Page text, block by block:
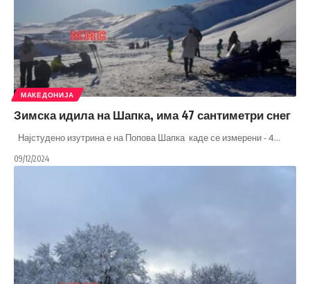
МАКЕДОНИЈА
Зимска идила на Шапка, има 47 сантиметри снег
Најстудено изутрина е на Попова Шапка каде се измерени - 4…
09/12/2024